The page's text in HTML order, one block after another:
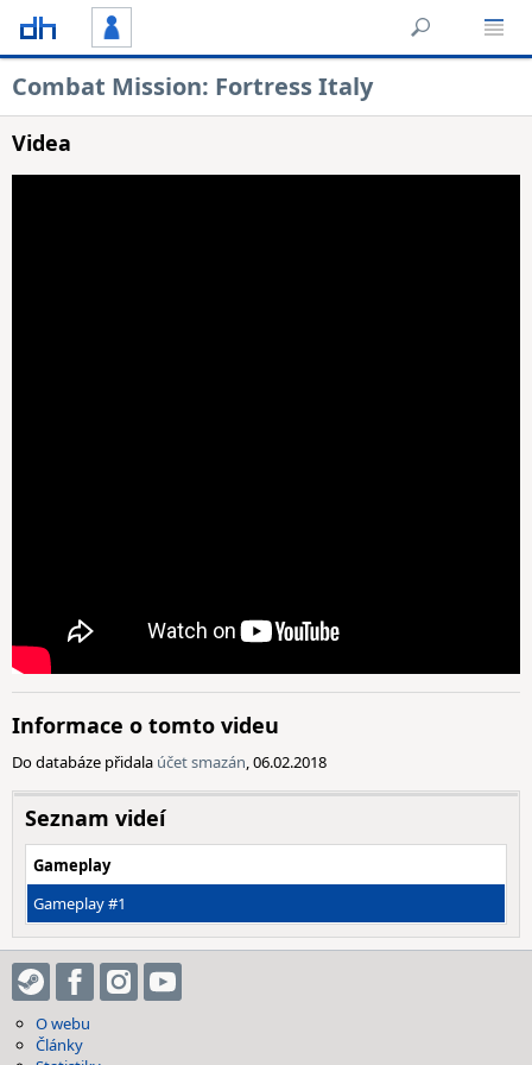
Combat Mission: Fortress Italy
Videa
Informace o tomto videu
Do databáze přidala účet smazán, 06.02.2018
Seznam videí
Gameplay
Gameplay #1
O webu
Články